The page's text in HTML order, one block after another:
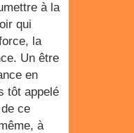
à la
qui
la
Un être
en
tôt appelé
ce
à